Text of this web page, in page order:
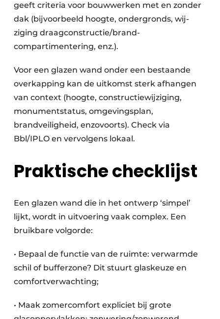
geeft criteria voor bouwwerken met en zonder
dak (bijvoorbeeld hoogte, ondergronds, wij­
ziging draagconstructie/brand­
compartimentering, enz.).
Voor een glazen wand onder een bestaande
overkapping kan de uitkomst sterk afhangen
van context (hoogte, constructiewijziging,
monumentstatus, omgevingsplan,
brandveiligheid, enzovoorts). Check via
Bbl/IPLO en vervolgens lokaal.
Praktische checklijst
Een glazen wand die in het ontwerp ‘simpel’
lijkt, wordt in uitvoering vaak complex. Een
bruikbare volgorde:
• Bepaal de functie van de ruimte: verwarmde
schil of bufferzone? Dit stuurt glaskeuze en
comfortverwachting;
• Maak zomercomfort expliciet bij grote